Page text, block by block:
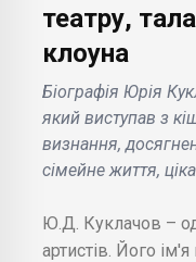
театру,
клоуна
Біографія Юрія
який виступав з
визнання,
сімейне життя,
Ю.Д. Куклачов –
артистів. Його